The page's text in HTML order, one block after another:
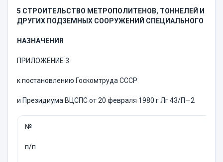
5 СТРОИТЕЛЬСТВО МЕТРОПОЛИТЕНОВ, ТОННЕЛЕЙ И
ДРУГИХ ПОДЗЕМНЫХ СООРУЖЕНИЙ СПЕЦИАЛЬНОГО
НАЗНАЧЕНИЯ
ПРИЛОЖЕНИЕ 3
к постановлению Госкомтруда СССР
и Президиума ВЦСПС от 20 февраля 1980 г Лг 43/П—2
№
п/п